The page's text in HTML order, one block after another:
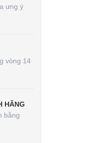
ưng ý
vòng 14
HÃNG
bằng